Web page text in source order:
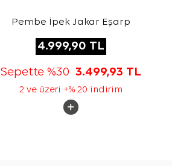
Pembe İpek Jakar Eşarp
4.999,90 TL
Sepette %30 3.499,93 TL
2 ve üzeri +% 20 indirim